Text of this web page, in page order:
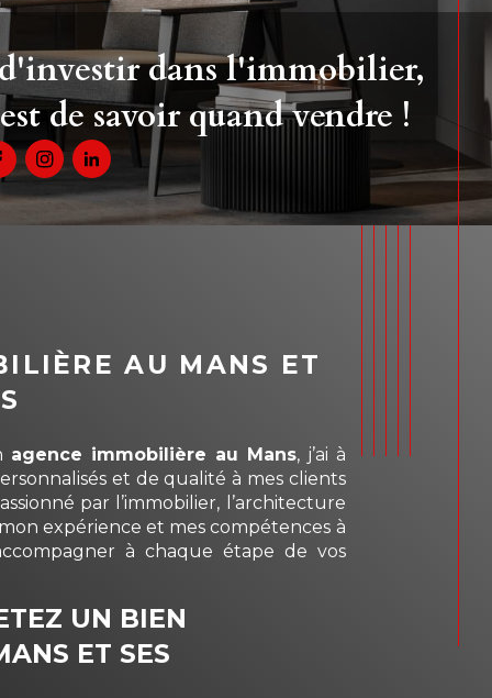
d'investir dans l'immobilier,
de savoir quand vendre !
AU MANS ET
agence immobilière au Mans, j’ai à
et de qualité à mes clients
par l’immobilier, l’architecture
expérience et mes compétences à
à chaque étape de vos
UN BIEN
ET SES